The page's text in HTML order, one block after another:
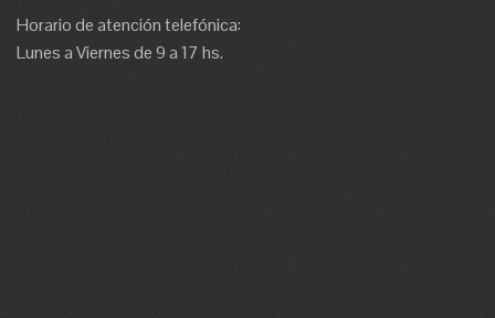
Horario de atención telefónica:
Lunes a Viernes de 9 a 17 hs.